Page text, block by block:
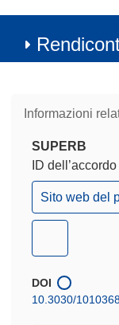
Informazioni
SUPERB
ID
(si
apre
in
nuova
Sito web del
apre
una
DOI
10.3030/